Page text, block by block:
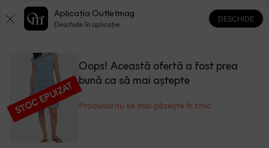
0 0
STOC EPUIZAT
Oops! Această ofertă a fost prea
bună ca să mai aștepte
Produsul nu se mai găsește în stoc
Aplicația Outletmag
Deschide în aplicație
DESCHIDE